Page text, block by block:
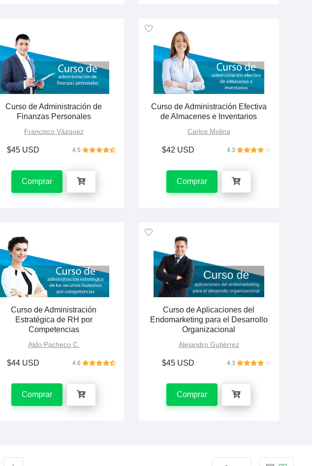
Curso de Administración de
Finanzas Personales
Francisco Vázquez
$45 USD 4.5
Comprar
Curso de Administración Efectiva
de Almacenes e Inventarios
Carlos Molina
$42 USD 4.3
Comprar
Curso de Administración
Estratégica de RH por
Competencias
Aldo Pacheco C.
$44 USD 4.6
Comprar
Curso de Aplicaciones del
Endomarketing para el Desarrollo
Organizacional
Alejandro Gutiérrez
$45 USD 4.3
Comprar